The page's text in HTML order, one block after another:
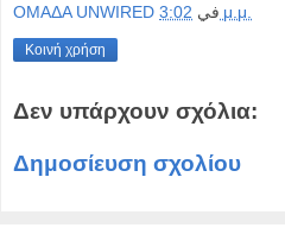
OMAΔΑ UNWIRED في 3:02 μ.μ.
Κοινή χρήση
Δεν υπάρχουν σχόλια:
Δημοσίευση σχολίου